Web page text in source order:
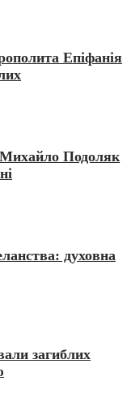
Епіфанія
Подоляк
духовна
загиблих